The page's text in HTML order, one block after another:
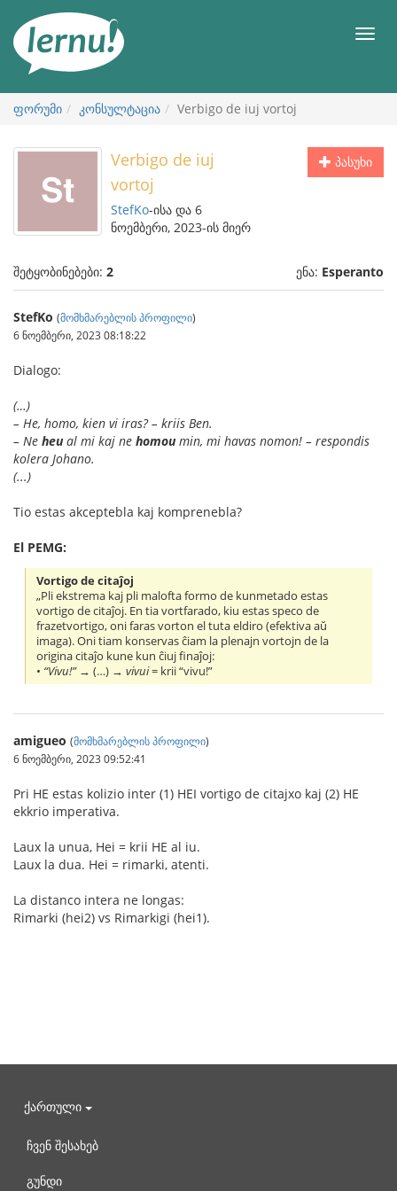
ნახვა
მენიუ
ფორუმი კონსულტაცია Verbigo de iuj vortoj
პასუხი
Verbigo de iuj
vortoj
StefKo-ისა და 6
ნოემბერი, 2023-ის მიერ
შეტყობინებები: 2 ენა: Esperanto
StefKo (მომხმარებლის პროფილი)
6 ნოემბერი, 2023 08:18:22
Dialogo:
(…)
– He, homo, kien vi iras? – kriis Ben.
– Ne heual mi kaj ne homoumin, mi havas nomon! – respondis
kolera Johano.
(...)
Tio estas akceptebla kaj komprenebla?
El PEMG:
Vortigo de citaĵoj
„Pli ekstrema kaj pli malofta formo de kunmetado estas
vortigo de citaĵoj. En tia vortfarado, kiu estas speco de
frazetvortigo, oni faras vorton el tuta eldiro (efektiva aŭ
imaga). Oni tiam konservas ĉiam la plenajn vortojn de la
origina citaĵo kune kun ĉiuj finaĵoj:
• “Vivu!”→ (…) →vivui= krii “vivu!”
amigueo (მომხმარებლის პროფილი)
6 ნოემბერი, 2023 09:52:41
Pri HE estas kolizio inter (1) HEI vortigo de citajxo kaj (2) HE
ekkrio imperativa.
Laux la unua, Hei = krii HE al iu.
Laux la dua. Hei = rimarki, atenti.
La distanco intera ne longas:
Rimarki (hei2) vs Rimarkigi (hei1).
ქართული
ჩვენ შესახებ
გუნდი